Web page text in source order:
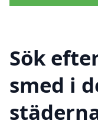
Sök
smed i